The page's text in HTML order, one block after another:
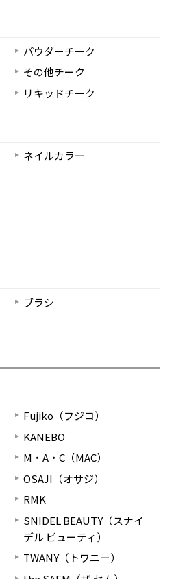
パウダーチーク
その他チーク
リキッドチーク
ネイルカラー
ブラシ
Fujiko（フジコ）
KANEBO
M・A・C（MAC）
OSAJI（オサジ）
RMK
SNIDEL BEAUTY（スナイ
デル ビューティ）
TWANY（トワニー）